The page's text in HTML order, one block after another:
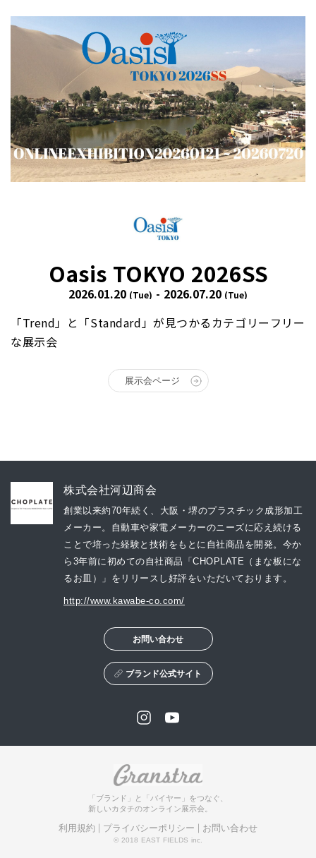
Oasis TOKYO 2026SS
2026.01.20 (Tue) - 2026.07.20 (Tue)
「Trend」と「Standard」が見つかるカテゴリーフリー
な展示会
展示会ページ
株式会社河辺商会
創業以来約70年続く、大阪・堺のプラスチック成形加工
メーカー。自動車や家電メーカーのニーズに応え続ける
ことで培った経験と技術をもとに自社商品を開発。今か
ら3年前に初めての自社商品「CHOPLATE（まな板にな
るお皿）」をリリースし好評をいただいております。
http://www.kawabe-co.com/
お問い合わせ
ブランド公式サイト
「ブランド」と「バイヤー」をつなぐ、
新しいカタチのオンライン展示会。
利用規約 プライバシーポリシー お問い合わせ
© 2018 EAST FIELDS inc.